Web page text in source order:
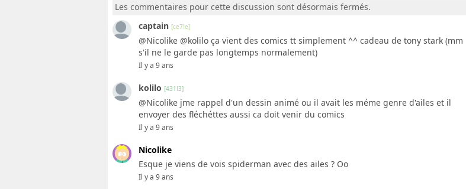
Les commentaires pour cette discussion sont désormais fermés.
captain [ce7!e]
@Nicolike @kolilo ça vient des comics tt simplement ^^ cadeau de tony stark (mm
s'il ne le garde pas longtemps normalement)
Il y a 9 ans
kolilo [431!3]
@Nicolike jme rappel d'un dessin animé ou il avait les méme genre d'ailes et il
envoyer des fléchéttes aussi ca doit venir du comics
Il y a 9 ans
Nicolike
Esque je viens de vois spiderman avec des ailes ? Oo
Il y a 9 ans